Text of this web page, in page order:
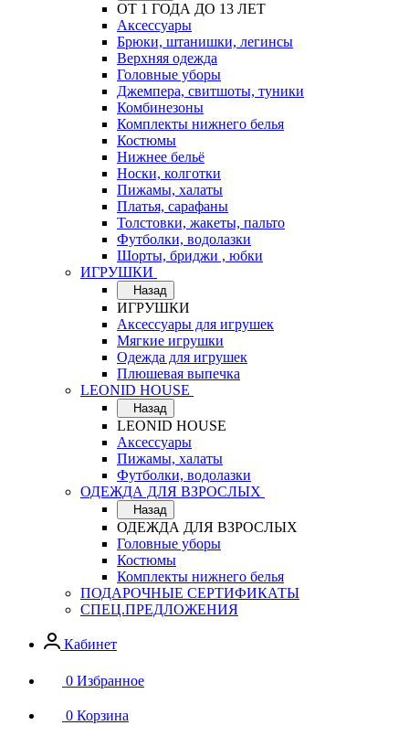
ОТ 1 ГОДА ДО 13 ЛЕТ
Аксессуары
Брюки, штанишки, легинсы
Верхняя одежда
Головные уборы
Джемпера, свитшоты, туники
Комбинезоны
Комплекты нижнего белья
Костюмы
Нижнее бельё
Носки, колготки
Пижамы, халаты
Платья, сарафаны
Толстовки, жакеты, пальто
Футболки, водолазки
Шорты, бриджи , юбки
ИГРУШКИ
Назад
ИГРУШКИ
Аксессуары для игрушек
Мягкие игрушки
Одежда для игрушек
Плюшевая выпечка
LEONID HOUSE
Назад
LEONID HOUSE
Аксессуары
Пижамы, халаты
Футболки, водолазки
ОДЕЖДА ДЛЯ ВЗРОСЛЫХ
Назад
ОДЕЖДА ДЛЯ ВЗРОСЛЫХ
Головные уборы
Костюмы
Комплекты нижнего белья
ПОДАРОЧНЫЕ СЕРТИФИКАТЫ
СПЕЦ.ПРЕДЛОЖЕНИЯ
Кабинет
0 Избранное
0 Корзина